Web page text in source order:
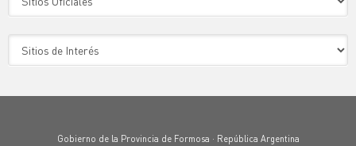
Gobierno de la Provincia de Formosa · República Argentina